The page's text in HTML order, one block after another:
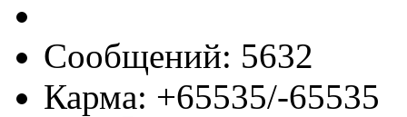
Сообщений: 5632
Карма: +65535/-65535